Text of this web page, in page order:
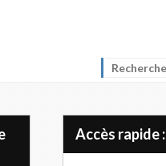
Accès rapide :